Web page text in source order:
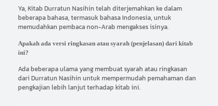
Ya, Kitab Durratun Nasihin telah diterjemahkan ke dalam
beberapa bahasa, termasuk bahasa Indonesia, untuk
memudahkan pembaca non-Arab mengakses isinya.
Apakah ada versi ringkasan atau syarah (penjelasan) dari kitab
ini?
Ada beberapa ulama yang membuat syarah atau ringkasan
dari Durratun Nasihin untuk mempermudah pemahaman dan
pengkajian lebih lanjut terhadap kitab ini.